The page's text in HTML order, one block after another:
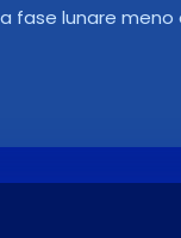
fase lunare meno